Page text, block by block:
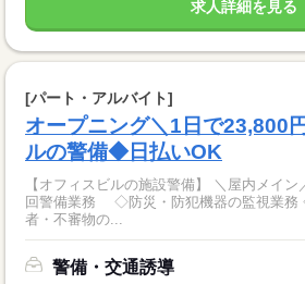
求人詳細を見る
[パート・アルバイト]
オープニング＼1日で23,800
ルの警備◆日払いOK
【オフィスビルの施設警備】 ＼屋内メイン／ ◇出入管理業務 ◇巡
回警備業務 ◇防災・防犯機器の監視業務 ◇
者・不審物の...
警備・交通誘導